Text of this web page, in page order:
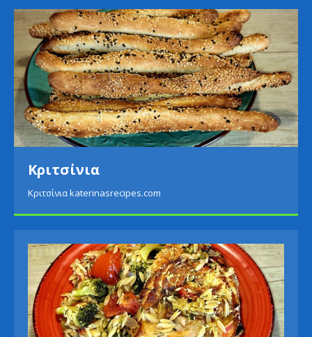
Κριτσίνια
Κριτσίνια katerinasrecipes.com